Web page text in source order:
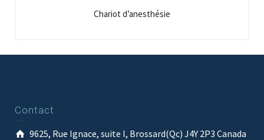
Chariot d’anesthésie
Contact
9625, Rue Ignace, suite I, Brossard(Qc) J4Y 2P3 Canada